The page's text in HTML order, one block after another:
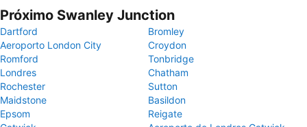
Próximo Swanley Junction
Dartford
Bromley
Aeroporto London City
Croydon
Romford
Tonbridge
Londres
Chatham
Rochester
Sutton
Maidstone
Basildon
Epsom
Reigate